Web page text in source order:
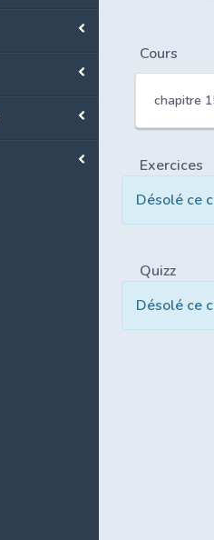
Cours
chapitre
Exercices
Désolé ce
Quizz
Désolé ce